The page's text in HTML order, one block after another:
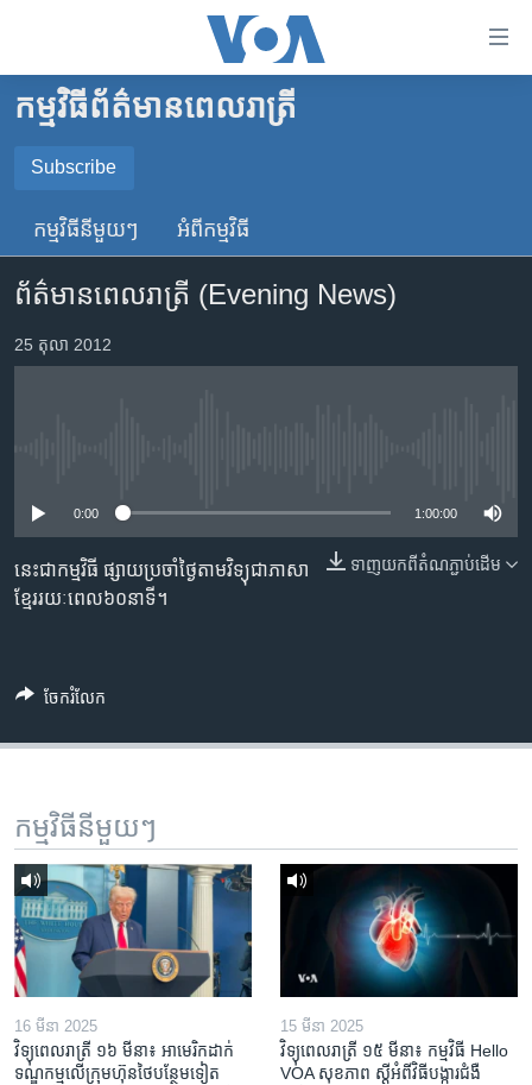
គេហទំព័រ​
ទាក់ទង
រំលង​
ទំព័រ​
ព័ត៌មាន​​
តែ​
ម្តង
រចនា
សម្ព័ន្ធ​
រំលង​
កាន់​
កម្ពុជា
អន្តរជាតិ
ចិន
ហេឡូវីអូអេ
កម្ពុជាច្នៃប្រតិដ្ឋ
កម្មវិធីទាំងអស់
Khmer English
ភាសា
កម្មវិធី​ព័ត៌មាន​ពេលរាត្រី
Subscribe
SUBSCRIBE
YouTube Music
កម្មវិធី​នីមួយៗ អំពី​កម្មវិធី​
ព័ត៌មាន​ពេល​រាត្រី (Evening News)
25 តុលា 2012
0:00 1:00:00
ទាញ​យក​ពី​តំណភ្ជាប់​ដើម
នេះ​ជា​កម្មវិធី ​ផ្សាយ​​ប្រចាំ​ថ្ងៃ​តាម​វិទ្យុ​ជា​ភាសា​
ខ្មែរ​​​រយៈ​ពេល​​៦០​​នាទី។
ចែករំលែក
កម្មវិធី​នីមួយៗ
16 មីនា 2025
វិទ្យុពេលរាត្រី ១៦ មីនា៖ អាមេរិក​ដាក់​
ទណ្ឌកម្ម​លើ​ក្រុមហ៊ុន​ថៃ​បន្ថែម​ទៀត​
15 មីនា 2025
វិទ្យុពេលរាត្រី ១៥ មីនា៖ កម្មវិធី ​Hello
VOA សុខភាព ស្ដី​អំពី​វិធី​បង្ការ​ជំងឺ​